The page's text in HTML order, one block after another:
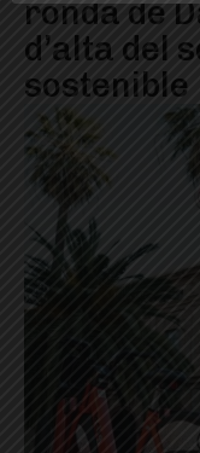
ronda de
d’alta del
sostenible